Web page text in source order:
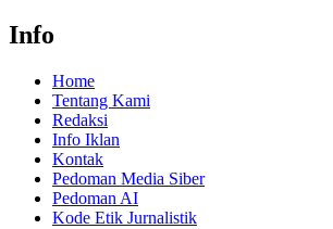
Info
Home
Tentang Kami
Redaksi
Info Iklan
Kontak
Pedoman Media Siber
Pedoman AI
Kode Etik Jurnalistik